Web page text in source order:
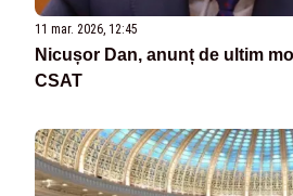
11 mar. 2026, 12:45
Nicușor Dan, anunț de ultim
CSAT